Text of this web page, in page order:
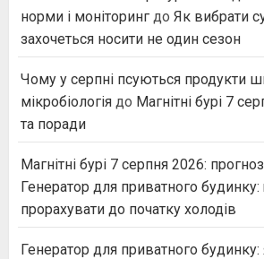
норми і моніторинг до Як вибрати
захочеться носити не один сезон
Чому у серпні псуються продукти
мікробіологія до Магнітні бурі 7
та поради
Магнітні бурі 7 серпня 2026:
Генератор для приватного
прорахувати до початку холодів
Генератор для приватного будинку: